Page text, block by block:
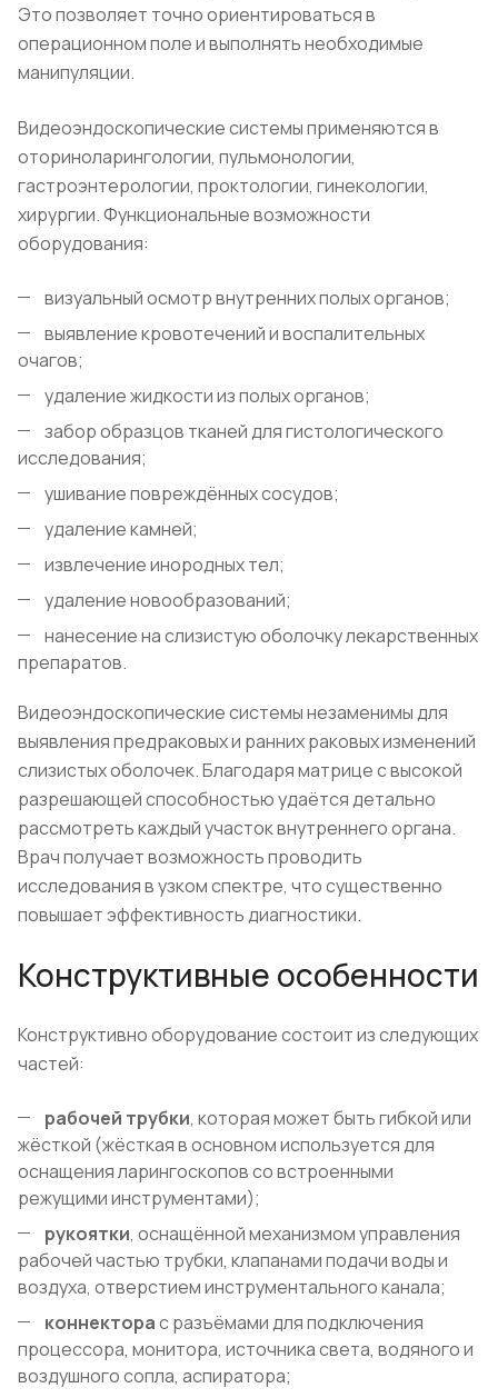
Это позволяет точно ориентироваться в
операционном поле и выполнять необходимые
манипуляции.
Видеоэндоскопические системы применяются в
оториноларингологии, пульмонологии,
гастроэнтерологии, проктологии, гинекологии,
хирургии. Функциональные возможности
оборудования:
визуальный осмотр внутренних полых органов;
выявление кровотечений и воспалительных
очагов;
удаление жидкости из полых органов;
забор образцов тканей для гистологического
исследования;
ушивание повреждённых сосудов;
удаление камней;
извлечение инородных тел;
удаление новообразований;
нанесение на слизистую оболочку лекарственных
препаратов.
Видеоэндоскопические системы незаменимы для
выявления предраковых и ранних раковых изменений
слизистых оболочек. Благодаря матрице с высокой
разрешающей способностью удаётся детально
рассмотреть каждый участок внутреннего органа.
Врач получает возможность проводить
исследования в узком спектре, что существенно
повышает эффективность диагностики.
Конструктивные особенности
Конструктивно оборудование состоит из следующих
частей:
рабочей трубки, которая может быть гибкой или
жёсткой (жёсткая в основном используется для
оснащения ларингоскопов со встроенными
режущими инструментами);
рукоятки, оснащённой механизмом управления
рабочей частью трубки, клапанами подачи воды и
воздуха, отверстием инструментального канала;
коннекторас разъёмами для подключения
процессора, монитора, источника света, водяного и
воздушного сопла, аспиратора;